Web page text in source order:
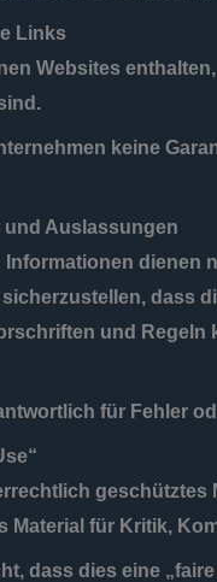
Links
Websites
keine
Auslassungen
dienen
dass
und
für Fehler
Material für Kritik,
dass dies eine